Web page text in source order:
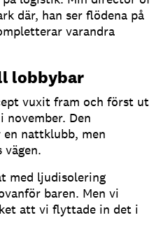
där, han ser flödena på
varandra
lobbybar
vuxit fram och först ut
november. Den
nattklubb, men
vägen.
med ljudisolering
baren. Men vi
att vi flyttade in det i